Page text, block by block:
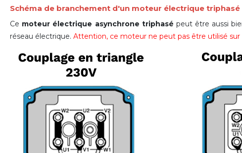
Schéma de branchement d'un moteur électrique
Ce moteur électrique asynchrone triphasé peut être aussi
réseau électrique. Attention, ce moteur ne peut pas être utilisé